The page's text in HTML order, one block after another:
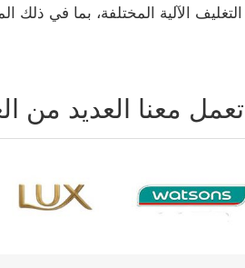
الآلية المختلفة، بما في ذلك
تعمل معنا العديد من